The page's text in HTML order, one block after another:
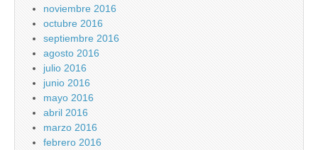
noviembre 2016
octubre 2016
septiembre 2016
agosto 2016
julio 2016
junio 2016
mayo 2016
abril 2016
marzo 2016
febrero 2016